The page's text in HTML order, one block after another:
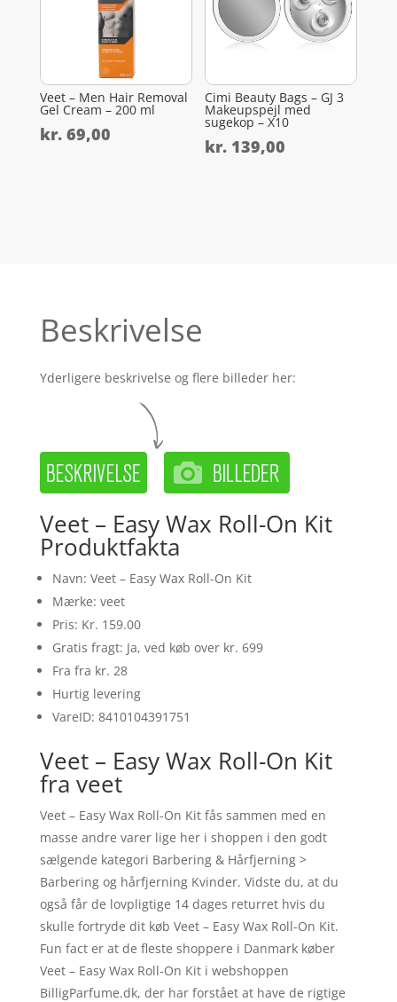
Veet – Men Hair Removal
Gel Cream – 200 ml
kr.69,00
Cimi Beauty Bags – GJ 3
Makeupspejl med
sugekop – X10
kr. 139,00
Beskrivelse
Yderligere beskrivelse og flere billeder her:
Veet – Easy Wax Roll-On Kit
Produktfakta
Navn: Veet – Easy Wax Roll-On Kit
Mærke: veet
Pris: Kr. 159.00
Gratis fragt: Ja, ved køb over kr. 699
Fra fra kr. 28
Hurtig levering
VareID: 8410104391751
Veet – Easy Wax Roll-On Kit
fra veet
Veet – Easy Wax Roll-On Kit fås sammen med en
masse andre varer lige her i shoppen i den godt
sælgende kategori Barbering & Hårfjerning >
Barbering og hårfjerning Kvinder. Vidste du, at du
også får de lovpligtige 14 dages returret hvis du
skulle fortryde dit køb Veet – Easy Wax Roll-On Kit.
Fun fact er at de fleste shoppere i Danmark køber
Veet – Easy Wax Roll-On Kit i webshoppen
BilligParfume.dk, der har forstået at have de rigtige